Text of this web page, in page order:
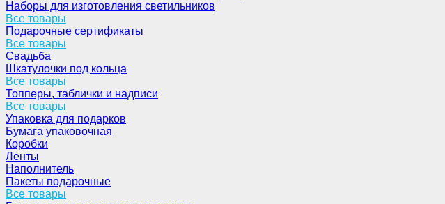
Наборы для изготовления светильников
Все товары
Подарочные сертификаты
Все товары
Свадьба
Шкатулочки под кольца
Все товары
Топперы, таблички и надписи
Все товары
Упаковка для подарков
Бумага упаковочная
Коробки
Ленты
Наполнитель
Пакеты подарочные
Все товары